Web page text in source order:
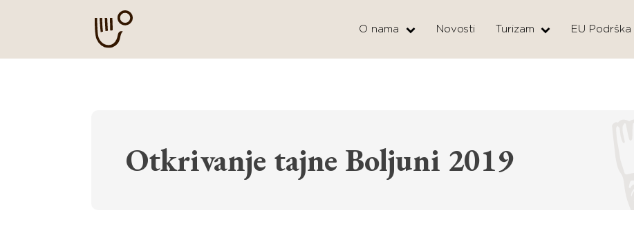
O nama Novosti Turizam EU Podrška
Otkrivanje tajne Boljuni 2019